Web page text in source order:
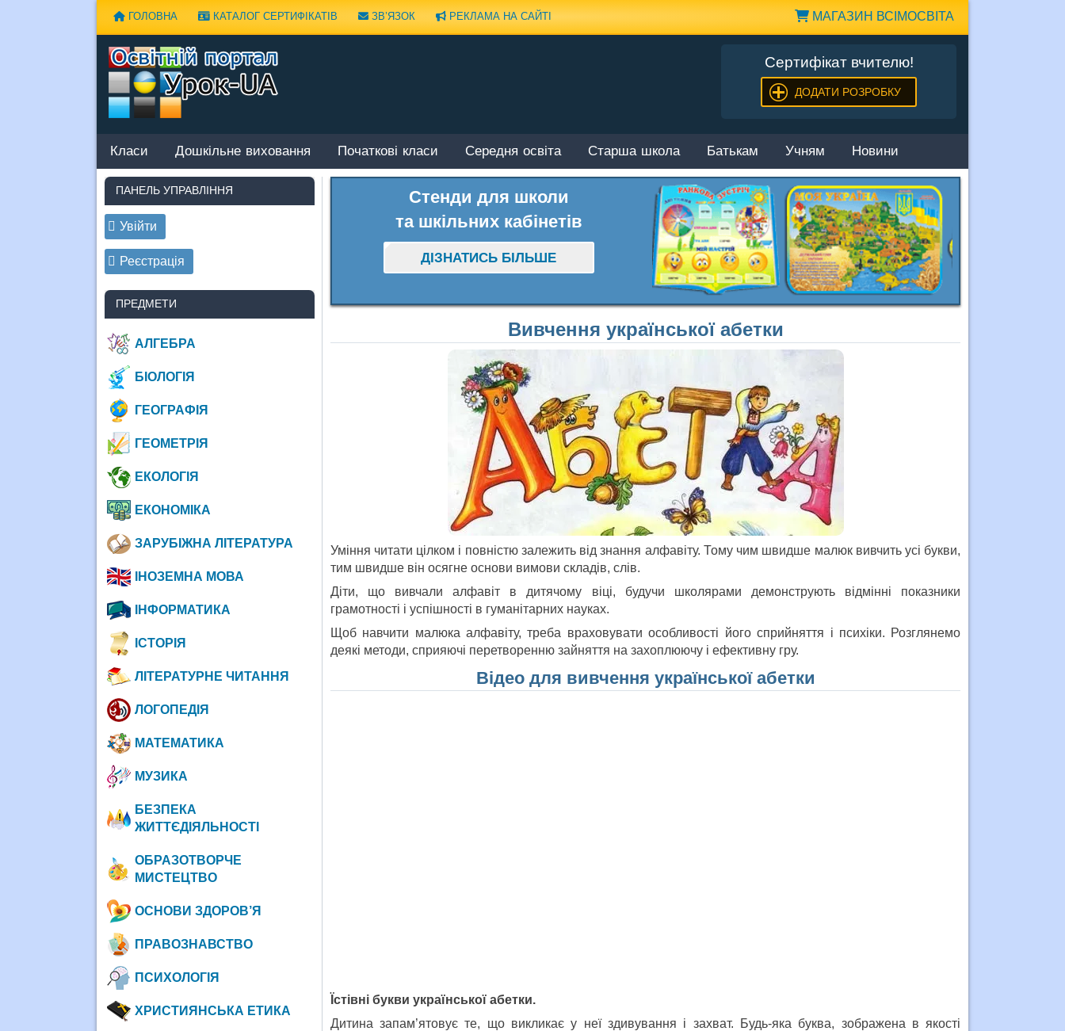
МАГАЗИН ВСІМОСВІТА
ГОЛОВНА КАТАЛОГ СЕРТИФІКАТІВ ЗВ’ЯЗОК РЕКЛАМА НА САЙТІ
Сертифікат вчителю!
ДОДАТИ РОЗРОБКУ
Класи Дошкільне виховання Початкові класи Середня освіта Старша школа Батькам Учням Новини
Стенди для школи
та шкільних кабінетів
ДІЗНАТИСЬ БІЛЬШЕ
Вивчення української абетки
Уміння читати цілком і повністю залежить від знання алфавіту. Тому чим швидше малюк вивчить усі букви,
тим швидше він осягне основи вимови складів, слів.
Діти, що вивчали алфавіт в дитячому віці, будучи школярами демонструють відмінні показники
грамотності і успішності в гуманітарних науках.
Щоб навчити малюка алфавіту, треба враховувати особливості його сприйняття і психіки. Розглянемо
деякі методи, сприяючі перетворенню зайняття на захоплюючу і ефективну гру.
Відео для вивчення української абетки
Їстівні букви української абетки.
Дитина запам’ятовує те, що викликає у неї здивування і захват. Будь-яка буква, зображена в якості
ПАНЕЛЬ УПРАВЛІННЯ
Увійти
Реєстрація
ПРЕДМЕТИ
АЛГЕБРА
БІОЛОГІЯ
ГЕОГРАФІЯ
ГЕОМЕТРІЯ
ЕКОЛОГІЯ
ЕКОНОМІКА
ЗАРУБІЖНА ЛІТЕРАТУРА
ІНОЗЕМНА МОВА
ІНФОРМАТИКА
ІСТОРІЯ
ЛІТЕРАТУРНЕ ЧИТАННЯ
ЛОГОПЕДІЯ
МАТЕМАТИКА
МУЗИКА
БЕЗПЕКА
ЖИТТЄДІЯЛЬНОСТІ
ОБРАЗОТВОРЧЕ
МИСТЕЦТВО
ОСНОВИ ЗДОРОВ’Я
ПРАВОЗНАВСТВО
ПСИХОЛОГІЯ
ХРИСТИЯНСЬКА ЕТИКА